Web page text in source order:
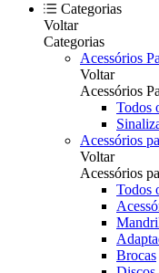
Categorias
Voltar
Categorias
Acessórios
Voltar
Acessórios
Todos
Acessórios
Voltar
Acessórios
Todos
Brocas